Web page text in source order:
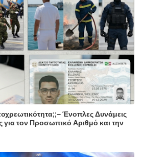
Ένοπλες Δυνάμεις
για τον Προσωπικό Αριθμό και την